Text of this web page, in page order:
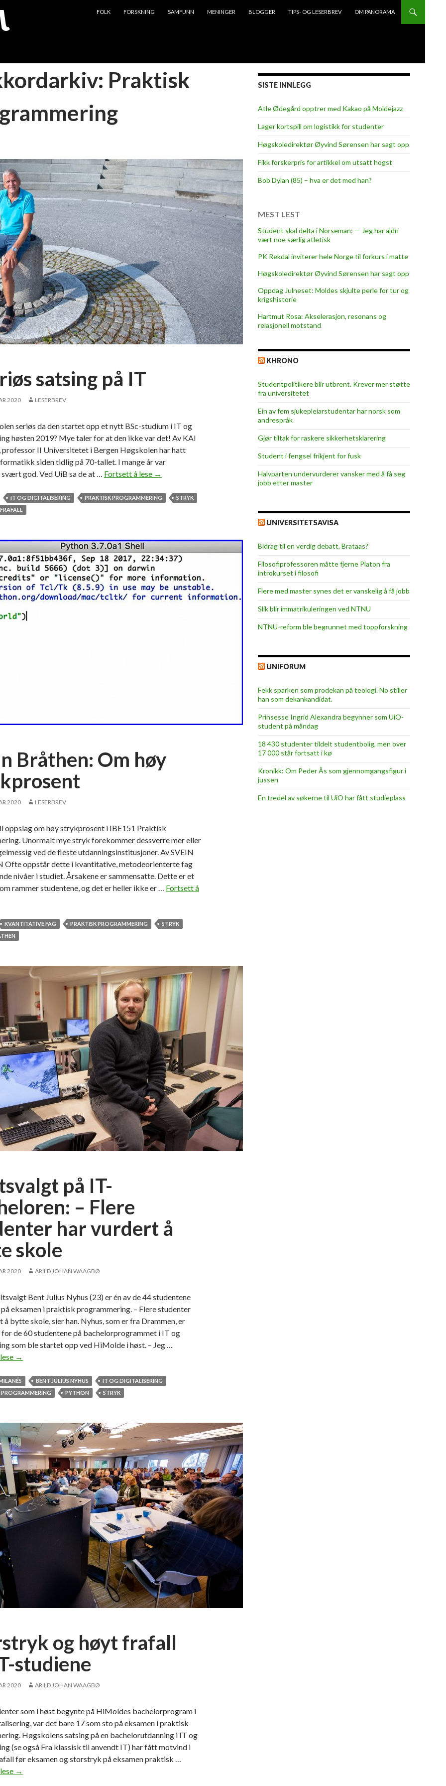
FOLK
FORSKNING SAMFUNN MENINGER BLOGGER TIPS- OG LESERBREV OM PANORAMA
Praktisk
satsing på IT
2020 LESERBREV
seriøs da den startet opp et nytt BSc-studium i IT og
høsten 2019? Mye taler for at den ikke var det! Av KAI
professor II Universitetet i Bergen Høgskolen har hatt
siden tidlig på 70-tallet. I mange år var
god. Ved UiB sa de at … Fortsett å lese U
e
s
s
a
t
s
→
IT OG DIGITALISERING PRAKTISK PROGRAMMERING
STRYK
Bråthen: Om høy
2020 LESERBREV
oppslag om høy strykprosent i IBE151 Praktisk
Unormalt mye stryk forekommer dessverre mer eller
ved de fleste utdanningsinstitusjoner. Av SVEIN
Ofte oppstår dette i kvantitative, metodeorienterte fag
nivåer i studiet. Årsakene er sammensatte. Dette er et
rammer studentene, og det er heller ikke er … Fortsett å
KVANTITATIVE FAG PRAKTISK PROGRAMMERING
STRYK
på IT-
– Flere
har vurdert å
skole
2020 ARILD JOHAN WAAGBØ
Bent Julius Nyhus (23) er én av de 44 studentene
eksamen i praktisk programmering. – Flere studenter
å bytte skole, sier han. Nyhus, som er fra Drammen, er
de 60 studentene på bachelorprogrammet i IT og
som ble startet opp ved HiMolde i høst. – Jeg …
T
l
l
v
a
l
g
t
p
å
I
c
e
r
n
l
e
r
e
s
t
→
BENT JULIUS NYHUS
IT OG DIGITALISERING
PROGRAMMERING
PYTHON STRYK
og høyt frafall
studiene
2020 ARILD JOHAN WAAGBØ
som i høst begynte på HiMoldes bachelorprogram i
var det bare 17 som sto på eksamen i praktisk
Høgskolens satsing på en bachelorutdanning i IT og
(se også Fra klassisk til anvendt IT) har fått motvind i
før eksamen og storstryk på eksamen praktisk …
S
→
SISTE INNLEGG
Atle Ødegård opptrer med Kakao på Moldejazz
Lager kortspill om logistikk for studenter
Høgskoledirektør Øyvind Sørensen har sagt opp
Fikk forskerpris for artikkel om utsatt hogst
Bob Dylan (85) – hva er det med han?
MEST LEST
Student skal delta i Norseman: — Jeg har aldri
vært noe særlig atletisk
PK Rekdal inviterer hele Norge til forkurs i matte
Høgskoledirektør Øyvind Sørensen har sagt opp
Oppdag Julneset: Moldes skjulte perle for tur og
krigshistorie
Hartmut Rosa: Akselerasjon, resonans og
relasjonell motstand
KHRONO
Studentpolitikere blir utbrent. Krever mer støtte
fra universitetet
Ein av fem sjukepleiar­studentar har norsk som
andrespråk
Gjør tiltak for raskere sikkerhets­klarering
Student i fengsel frikjent for fusk
Halvparten undervurderer vansker med å få seg
jobb etter master
UNIVERSITETSAVISA
Bidrag til en verdig debatt, Brataas?
Filosofiprofessoren måtte fjerne Platon fra
introkurset i filosofi
Flere med master synes det er vanskelig å få jobb
Slik blir immatrikuleringen ved NTNU
NTNU-reform ble begrunnet med toppforskning
UNIFORUM
Fekk sparken som prodekan på teologi. No stiller
han som dekankandidat.
Prinsesse Ingrid Alexandra begynner som UiO-
student på måndag
18 430 studenter tildelt studentbolig, men over
17 000 står fortsatt i kø
Kronikk: Om Peder Ås som gjennomgangsfigur i
jussen
En tredel av søkerne til UiO har fått studieplass